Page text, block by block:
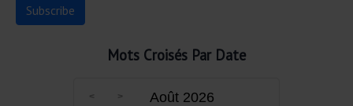
Mots Croisés Par Date
Août 2026